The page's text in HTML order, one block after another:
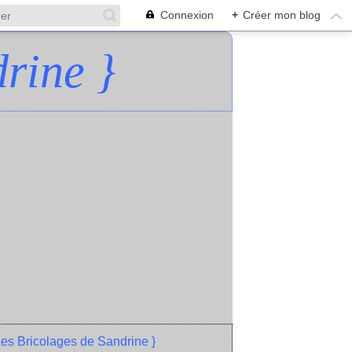
Connexion + Créer mon blog
}